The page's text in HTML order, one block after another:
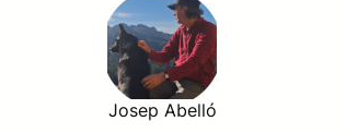
Josep Abelló